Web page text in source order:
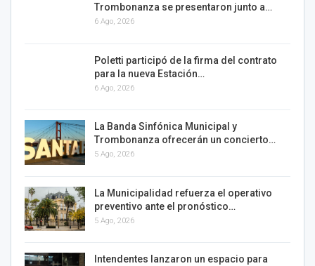
Trombonanza se presentaron junto a…
6 Ago, 2026
Poletti participó de la firma del contrato
para la nueva Estación…
6 Ago, 2026
La Banda Sinfónica Municipal y
Trombonanza ofrecerán un concierto…
5 Ago, 2026
La Municipalidad refuerza el operativo
preventivo ante el pronóstico…
5 Ago, 2026
Intendentes lanzaron un espacio para